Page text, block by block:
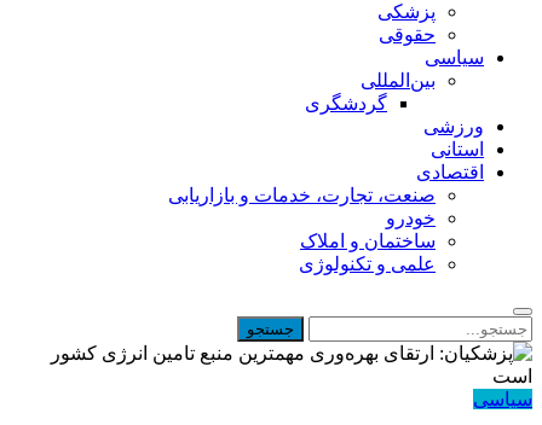
پزشکی
حقوقی
سیاسی
بین‌المللی
گردشگری
ورزشی
استانی
اقتصادی
صنعت، تجارت، خدمات و بازاریابی
خودرو
ساختمان و املاک
علمی و تکنولوژی
سیاسی